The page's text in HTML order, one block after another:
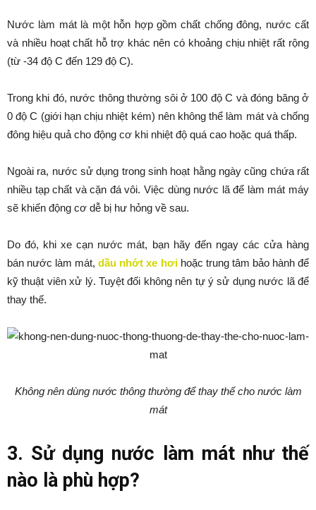
Nước làm mát là một hỗn hợp gồm chất chống đông, nước cất
và nhiều hoạt chất hỗ trợ khác nên có khoảng chịu nhiệt rất rộng
(từ -34 độ C đến 129 độ C).
Trong khi đó, nước thông thường sôi ở 100 độ C và đóng băng ở
0 độ C (giới hạn chịu nhiệt kém) nên không thể làm mát và chống
đông hiệu quả cho động cơ khi nhiệt độ quá cao hoặc quá thấp.
Ngoài ra, nước sử dụng trong sinh hoạt hằng ngày cũng chứa rất
nhiều tạp chất và cặn đá vôi. Việc dùng nước lã để làm mát máy
sẽ khiến động cơ dễ bị hư hỏng về sau.
Do đó, khi xe cạn nước mát, bạn hãy đến ngay các cửa hàng
bán nước làm mát,dầu nhớt xe hơihoặc trung tâm bảo hành để
kỹ thuật viên xử lý. Tuyệt đối không nên tự ý sử dụng nước lã để
thay thế.
Không nên dùng nước thông thường để thay thế cho nước làm
mát
3. Sử dụng nước làm mát như thế
nào là phù hợp?